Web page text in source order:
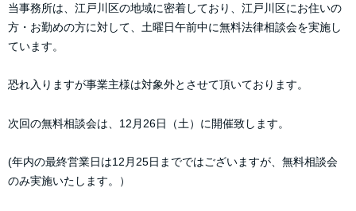
当事務所は、江戸川区の地域に密着しており、江戸川区にお住いの
方・お勤めの方に対して、土曜日午前中に無料法律相談会を実施し
ています。
恐れ入りますが事業主様は対象外とさせて頂いております。
次回の無料相談会は、12月26日（土）に開催致します。
(年内の最終営業日は12月25日までではございますが、無料相談会
のみ実施いたします。）